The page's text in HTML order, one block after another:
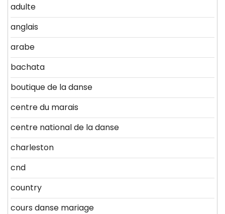
adulte
anglais
arabe
bachata
boutique de la danse
centre du marais
centre national de la danse
charleston
cnd
country
cours danse mariage